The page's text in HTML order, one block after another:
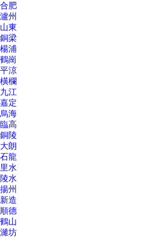
合肥
瀘州
山東
銅梁
楊浦
鶴崗
平涼
橫欄
九江
嘉定
烏海
臨高
銅陵
大朗
石龍
里水
陵水
揚州
新造
順德
鶴山
濰坊